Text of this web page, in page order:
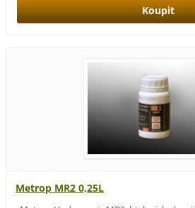
Metrop MR2 0,25L